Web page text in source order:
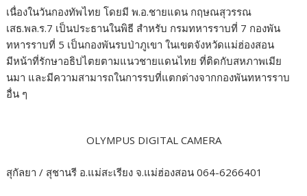
เนื่องในวันกองทัพไทย โดยมี พ.อ.ชายแดน กฤษณสุวรรณ
เสธ.พล.ร.7 เป็นประธานในพิธี สำหรับ กรมทหารราบที่ 7 กองพัน
ทหารราบที่ 5 เป็นกองพันรบป่าภูเขา ในเขตจังหวัดแม่ฮ่องสอน
มีหน้าที่รักษาอธิปไตยตามแนวชายแดนไทย ที่ติดกับสหภาพเมีย
นมา และมีความสามารถในการรบที่แตกต่างจากกองพันทหารราบ
อื่น ๆ
OLYMPUS DIGITAL CAMERA
สุกัลยา / สุชานรี อ.แม่สะเรียง จ.แม่ฮ่องสอน 064-6266401